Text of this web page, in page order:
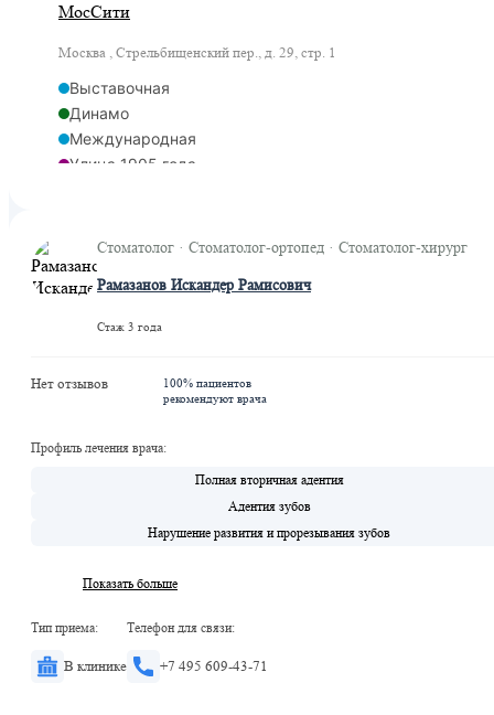
МосСити
Москва , Стрельбищенский пер., д. 29, стр. 1
Выставочная
Динамо
Международная
Улица 1905 года
Деловой центр
Шелепиха
Хорошевская
Тестовская
Стоматолог · Стоматолог-ортопед · Стоматолог-хирург
Рамазанов Искандер Рамисович
Стаж 3 года
Нет отзывов
100% пациентов
рекомендуют врача
Профиль лечения врача:
Полная вторичная адентия
Адентия зубов
Нарушение развития и прорезывания зубов
Показать больше
Тип приема:
В клинике
Телефон для связи:
+7 495 609-43-71